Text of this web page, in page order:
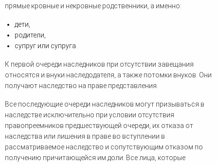
прямые кровные и некровные родственники, а именно:
дети,
родители,
супруг или супруга.
К первой очереди наследников при отсутствии завещания
относятся и внуки наследодателя, а также потомки внуков. Они
получают наследство на праве представления.
Все последующие очереди наследников могут призываться в
наследстве исключительно при условии отсутствия
правопреемников предшествующей очереди, их отказа от
наследства или лишения в праве во вступлении в
рассматриваемое наследство и сопутствующим отказом по
получению причитающейся им доли. Все лица, которые